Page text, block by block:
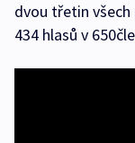
dvou třetin
434 hlasů v